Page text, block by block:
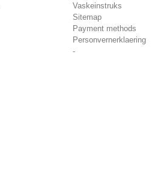
Vaskeinstruks
Sitemap
Payment methods
Personvernerklaering
-